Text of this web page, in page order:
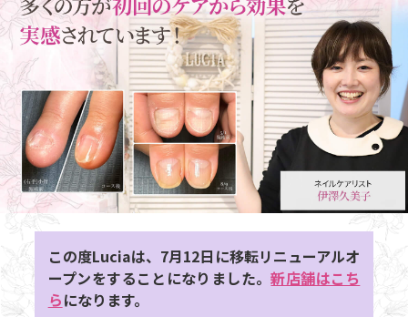
この度Luciaは、7月12日に移転リニューアルオ
ープンをすることになりました。新店舗はこち
らになります。